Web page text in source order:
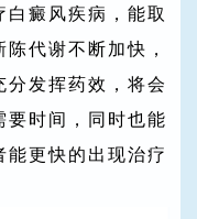
癜风疾病，能取
代谢不断加快，
发挥药效，将会
时间，同时也能
更快的出现治疗